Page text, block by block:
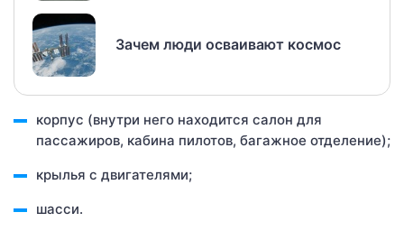
Зачем люди осваивают космос
корпус (внутри него находится салон для
пассажиров, кабина пилотов, багажное отделение);
крылья с двигателями;
шасси.